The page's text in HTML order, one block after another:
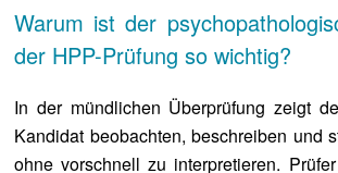
Warum ist der
der HPP-Prüfung so wichtig?
In der mündlichen Überprüfung zeigt
Kandidat beobachten, beschreiben und
ohne vorschnell zu interpretieren.